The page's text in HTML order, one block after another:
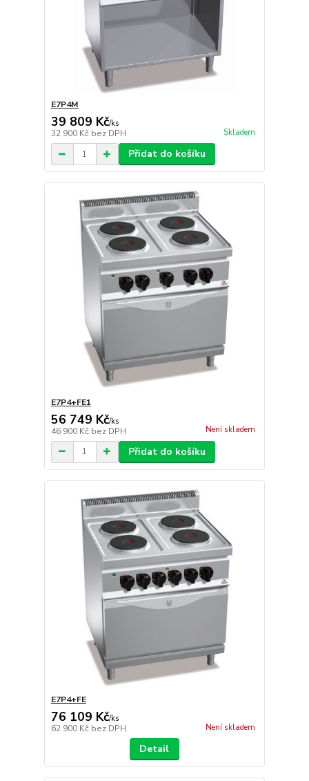
E7P4M
39 809 Kč/ks
32 900 Kč bez DPH Skladem
Přidat do košíku
E7P4+FE1
56 749 Kč/ks
46 900 Kč bez DPH Není skladem
Přidat do košíku
E7P4+FE
76 109 Kč/ks
62 900 Kč bez DPH Není skladem
Detail